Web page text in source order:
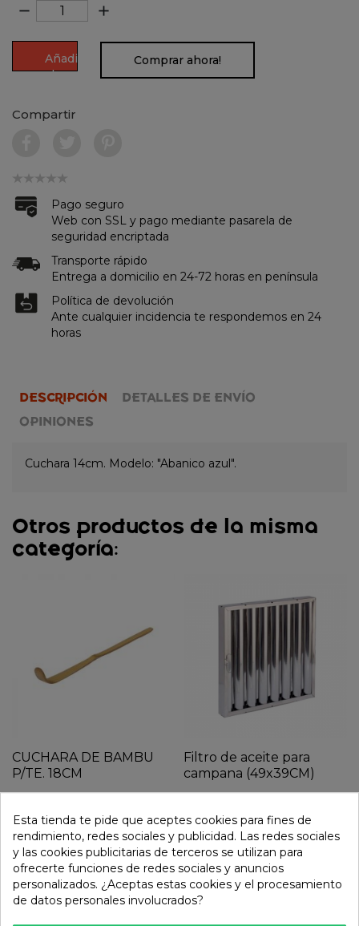
remove add
Añadir
al
Comprar ahora!
Compartir
Pago seguro
Web con SSL y pago mediante pasarela de
seguridad encriptada
Transporte rápido
Entrega a domicilio en 24-72 horas en península
Política de devolución
Ante cualquier incidencia te respondemos en 24
horas
DESCRIPCIÓN
DETALLES DE ENVÍO
OPINIONES
Cuchara 14cm. Modelo: "Abanico azul".
Otros productos de la misma
categoría:
CUCHARA DE BAMBU
P/TE. 18CM
Filtro de aceite para
campana (49x39CM)
Esta tienda te pide que aceptes cookies para fines de
rendimiento, redes sociales y publicidad. Las redes sociales
y las cookies publicitarias de terceros se utilizan para
ofrecerte funciones de redes sociales y anuncios
personalizados. ¿Aceptas estas cookies y el procesamiento
de datos personales involucrados?